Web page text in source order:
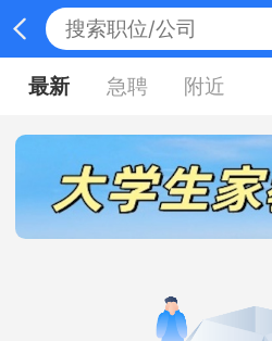
最新 急聘 附近